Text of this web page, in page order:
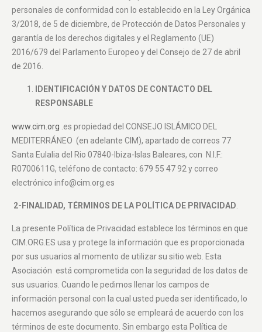
personales de conformidad con lo establecido en la Ley Orgánica
3/2018, de 5 de diciembre, de Protección de Datos Personales y
garantía de los derechos digitales y el Reglamento (UE)
2016/679 del Parlamento Europeo y del Consejo de 27 de abril
de 2016.
IDENTIFICACIÓN Y DATOS DE CONTACTO DEL
RESPONSABLE
www.cim.org .es propiedad del CONSEJO ISLÁMICO DEL
MEDITERRÁNEO (en adelante CIM), apartado de correos 77
Santa Eulalia del Rio 07840-Ibiza-Islas Baleares, con N.I.F.:
R0700611G, teléfono de contacto: 679 55 47 92 y correo
electrónico info@cim.org.es
2-FINALIDAD, TÉRMINOS DE LA POLÍTICA DE PRIVACIDAD
La presente Política de Privacidad establece los términos en que
CIM.ORG.ES usa y protege la información que es proporcionada
por sus usuarios al momento de utilizar su sitio web. Esta
Asociación está comprometida con la seguridad de los datos de
sus usuarios. Cuando le pedimos llenar los campos de
información personal con la cual usted pueda ser identificado, lo
hacemos asegurando que sólo se empleará de acuerdo con los
términos de este documento. Sin embargo esta Política de